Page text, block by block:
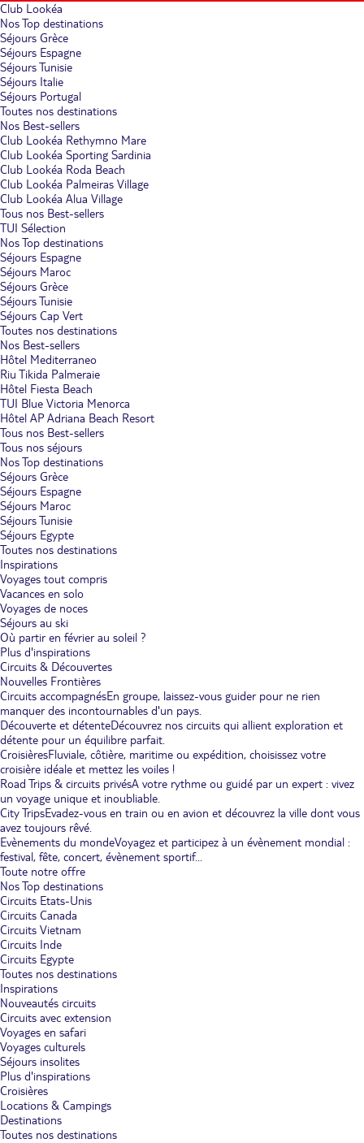
Club Lookéa
Nos Top destinations
Séjours Grèce
Séjours Espagne
Séjours Tunisie
Séjours Italie
Séjours Portugal
Toutes nos destinations
Nos Best-sellers
Club Lookéa Rethymno Mare
Club Lookéa Sporting Sardinia
Club Lookéa Roda Beach
Club Lookéa Palmeiras Village
Club Lookéa Alua Village
Tous nos Best-sellers
TUI Sélection
Nos Top destinations
Séjours Espagne
Séjours Maroc
Séjours Grèce
Séjours Tunisie
Séjours Cap Vert
Toutes nos destinations
Nos Best-sellers
Hôtel Mediterraneo
Riu Tikida Palmeraie
Hôtel Fiesta Beach
TUI Blue Victoria Menorca
Hôtel AP Adriana Beach Resort
Tous nos Best-sellers
Tous nos séjours
Nos Top destinations
Séjours Grèce
Séjours Espagne
Séjours Maroc
Séjours Tunisie
Séjours Egypte
Toutes nos destinations
Inspirations
Voyages tout compris
Vacances en solo
Voyages de noces
Séjours au ski
Où partir en février au soleil ?
Plus d'inspirations
Circuits & Découvertes
Nouvelles Frontières
Circuits accompagnésEn groupe, laissez-vous guider pour ne rien
manquer des incontournables d'un pays.
Découverte et détenteDécouvrez nos circuits qui allient exploration et
détente pour un équilibre parfait.
CroisièresFluviale, côtière, maritime ou expédition, choisissez votre
croisière idéale et mettez les voiles !
Road Trips & circuits privésA votre rythme ou guidé par un expert : vivez
un voyage unique et inoubliable.
City TripsEvadez-vous en train ou en avion et découvrez la ville dont vous
avez toujours rêvé.
Evènements du mondeVoyagez et participez à un évènement mondial :
festival, fête, concert, évènement sportif...
Toute notre offre
Nos Top destinations
Circuits Etats-Unis
Circuits Canada
Circuits Vietnam
Circuits Inde
Circuits Egypte
Toutes nos destinations
Inspirations
Nouveautés circuits
Circuits avec extension
Voyages en safari
Voyages culturels
Séjours insolites
Plus d'inspirations
Croisières
Locations & Campings
Destinations
Toutes nos destinations